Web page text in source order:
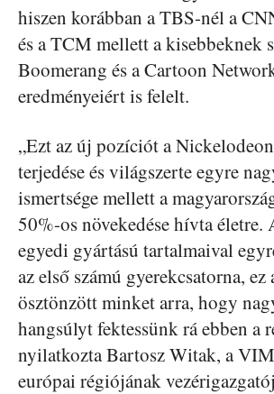
hiszen korábban a TBS-nél a
és a TCM mellett a kisebbeknek
Boomerang és a Cartoon
eredményeiért is felelt.
„Ezt az új pozíciót a
terjedése és világszerte egyre
ismertsége mellett a
50%-os növekedése hívta
egyedi gyártású tartalmaival
az első számú gyerekcsatorna, ez
ösztönzött minket arra, hogy
hangsúlyt fektessünk rá ebben a
nyilatkozta Bartosz Witak, a
európai régiójának